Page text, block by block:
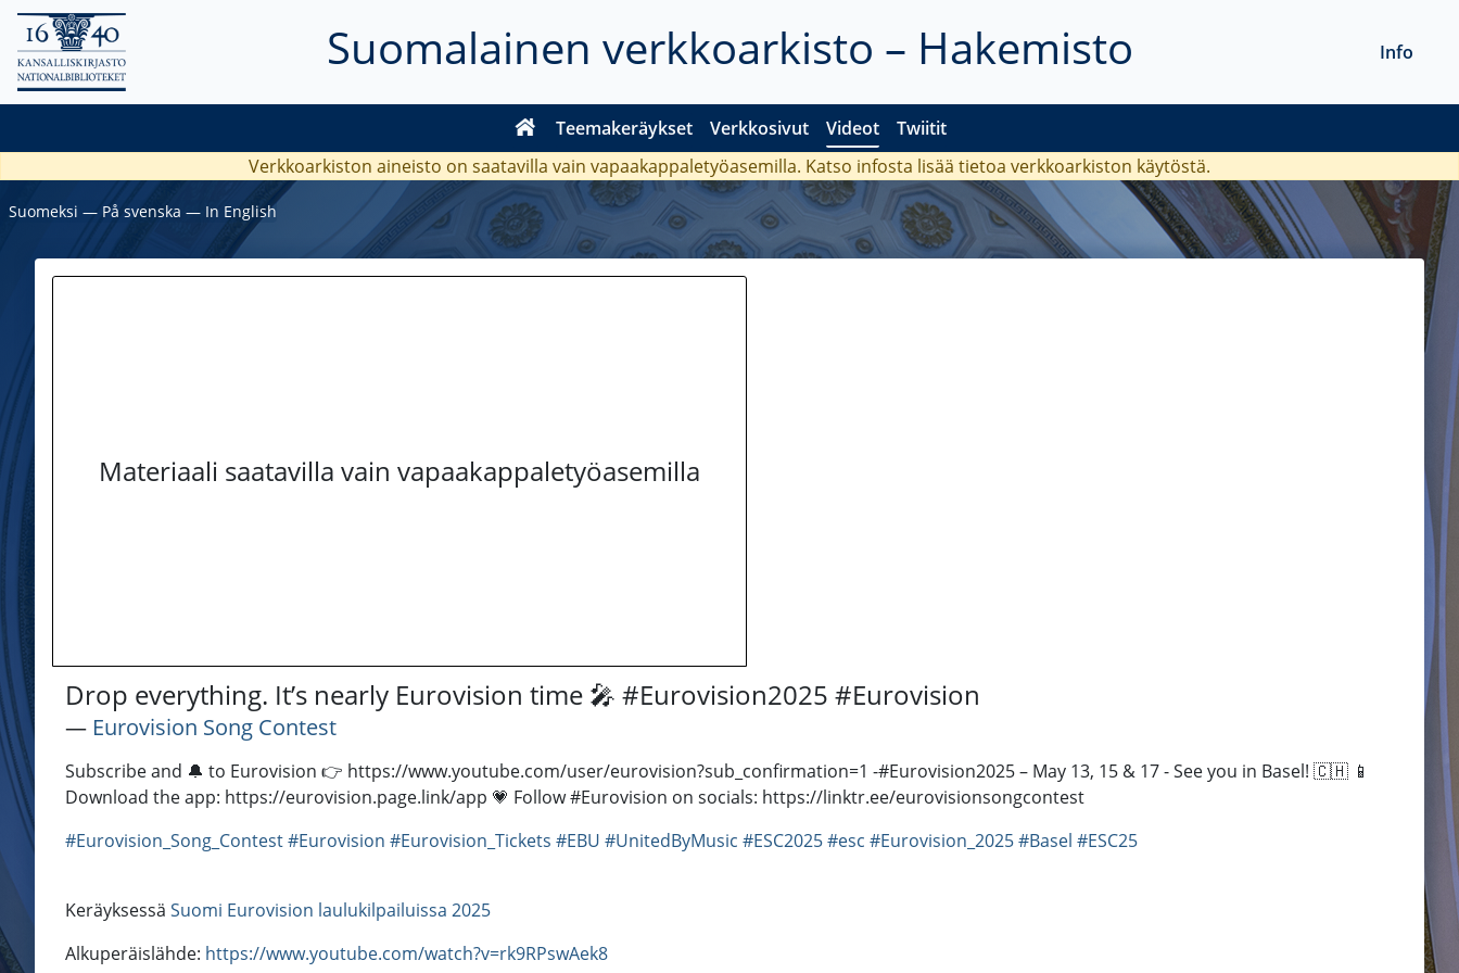
Suomalainen verkkoarkisto – Hakemisto
Teemakeräykset Verkkosivut Videot Twiitit
Info
Verkkoarkiston aineisto on saatavilla vain vapaakappaletyöasemilla. Katso infosta lisää tietoa verkkoarkiston käytöstä.
Suomeksi ― På svenska ― In English
Materiaali saatavilla vain vapaakappaletyöasemilla
Drop everything. It’s nearly Eurovision time 🎤 #Eurovision2025 #Eurovision
― Eurovision Song Contest
Subscribe and 🔔 to Eurovision 👉 https://www.youtube.com/user/eurovision?sub_confirmation=1 ​ -​ #Eurovision2025 – May 13, 15 & 17 - See you in Basel! 🇨🇭 📱
Download the app: https://eurovision.page.link/app 💗 Follow #Eurovision on socials: https://linktr.ee/eurovisionsongcontest
#Eurovision_Song_Contest#Eurovision #Eurovision_Tickets #EBU #UnitedByMusic #ESC2025#esc #Eurovision_2025#Basel #ESC25
Keräyksessä Suomi Eurovision laulukilpailuissa 2025
Alkuperäislähde: https://www.youtube.com/watch?v=rk9RPswAek8